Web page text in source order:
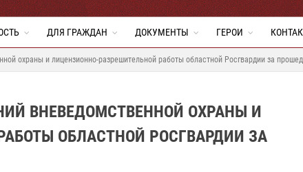
ДЛЯ ГРАЖДАН ДОКУМЕНТЫ ГЕРОИ
охраны и лицензионно-разрешительной работы областной Росгвардии за
ВНЕВЕДОМСТВЕННОЙ ОХРАНЫ И
ОБЛАСТНОЙ РОСГВАРДИИ ЗА